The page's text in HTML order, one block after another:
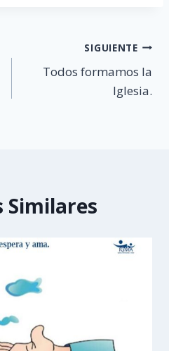
SIGUIENTE
Todos formamos la
Iglesia.
Similares